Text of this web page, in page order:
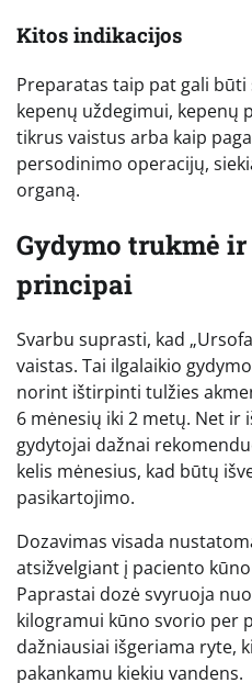
Kitos indikacijos
Preparatas taip pat gali
kepenų uždegimui, kepenų
tikrus vaistus arba kaip
persodinimo operacijų,
organą.
Gydymo trukmė
principai
Svarbu suprasti, kad
vaistas. Tai ilgalaikio
norint ištirpinti tulžies
6 mėnesių iki 2 metų. Net ir
gydytojai dažnai
kelis mėnesius, kad būtų
pasikartojimo.
Dozavimas visada
atsižvelgiant į paciento
Paprastai dozė svyruoja
kilogramui kūno svorio per
dažniausiai išgeriama ryte,
pakankamu kiekiu vandens.